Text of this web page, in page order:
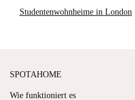
Studentenwohnheime in London
SPOTAHOME
Wie funktioniert es